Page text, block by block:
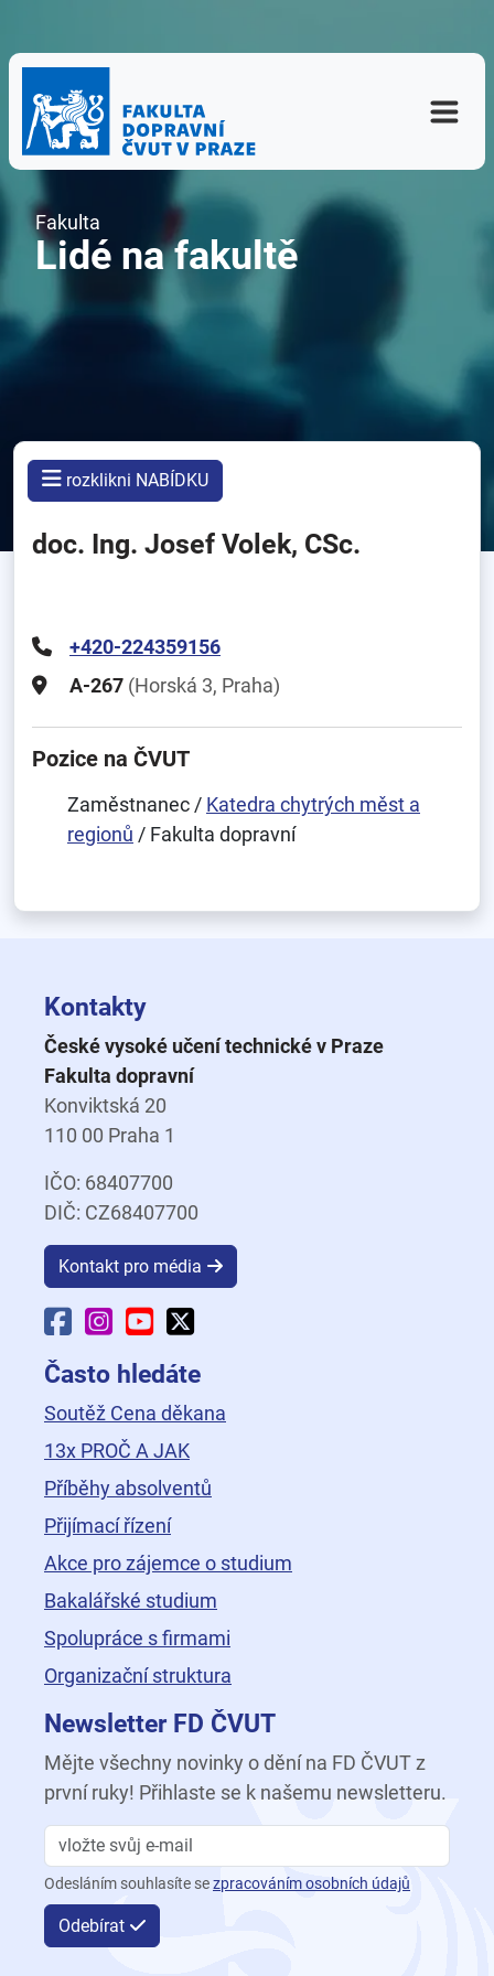
Fakulta
Lidé na fakultě
rozklikni NABÍDKU
doc. Ing. Josef Volek, CSc.
+420-224359156
A-267 (Horská 3, Praha)
Pozice na ČVUT
Zaměstnanec / Katedra chytrých měst a
regionů / Fakulta dopravní
Kontakty
České vysoké učení technické v Praze
Fakulta dopravní
Konviktská 20
110 00 Praha 1
IČO: 68407700
DIČ: CZ68407700
Kontakt pro média
Facebook Fakulty dopravní
Instagram Fakulty dopravní
YouTube Fakulty dopravní
Často hledáte
Soutěž Cena děkana
13x PROČ A JAK
Příběhy absolventů
Přijímací řízení
Akce pro zájemce o studium
Bakalářské studium
Spolupráce s firmami
Organizační struktura
Newsletter FD ČVUT
Mějte všechny novinky o dění na FD ČVUT z
první ruky! Přihlaste se k našemu newsletteru.
Odesláním souhlasíte sezpracováním osobních údajů
Odebírat